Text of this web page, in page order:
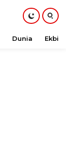
Dunia Ekbis